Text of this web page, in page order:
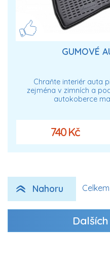
GUMOVÉ
Chraňte interiér auta
zejména v zimních a
autokoberce
740 Kč
Nahoru
Dalších